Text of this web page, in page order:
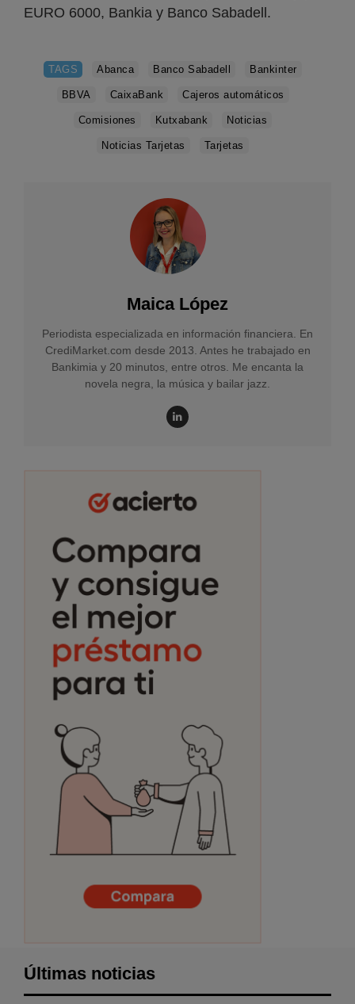
EURO 6000, Bankia y Banco Sabadell.
TAGS Abanca Banco Sabadell Bankinter
BBVA CaixaBank Cajeros automáticos
Comisiones Kutxabank Noticias
Noticias Tarjetas Tarjetas
Maica López
Periodista especializada en información financiera. En
CrediMarket.com desde 2013. Antes he trabajado en
Bankimia y 20 minutos, entre otros. Me encanta la
novela negra, la música y bailar jazz.
Últimas noticias